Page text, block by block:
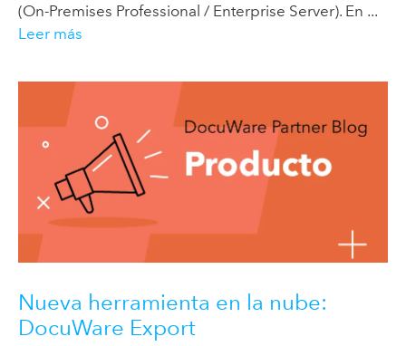
(On-Premises Professional / Enterprise Server). En ...
Leer más
Nueva herramienta en la nube:
DocuWare Export